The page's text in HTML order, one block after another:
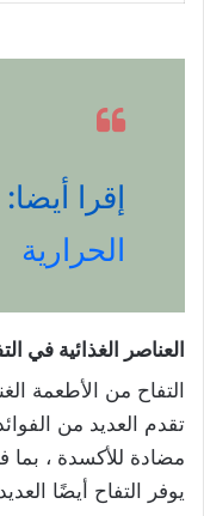
إقرا أيضا:
الحرارية
العناصر الغذائية في
التفاح من الأطعمة
تقدم العديد من
مضادة للأكسدة ، بما
يوفر التفاح أيضًا